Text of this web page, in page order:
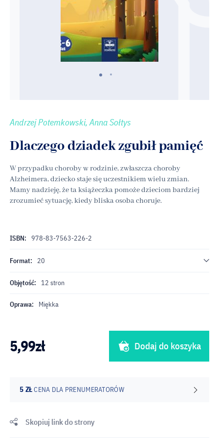
Andrzej Potemkowski, Anna Sołtys
Dlaczego dziadek zgubił pamięć
W przypadku choroby w rodzinie, zwłaszcza choroby
Alzheimera, dziecko staje się uczestnikiem wielu zmian.
Mamy nadzieję, że ta książeczka pomoże dzieciom bardziej
zrozumieć sytuację, kiedy bliska osoba choruje.
ISBN: 978-83-7563-226-2
Format: 20
Objętość: 12 stron
Oprawa: Miękka
5,99zł Dodaj do koszyka
5 ZŁCENA DLA PRENUMERATORÓW
Skopiuj link do strony